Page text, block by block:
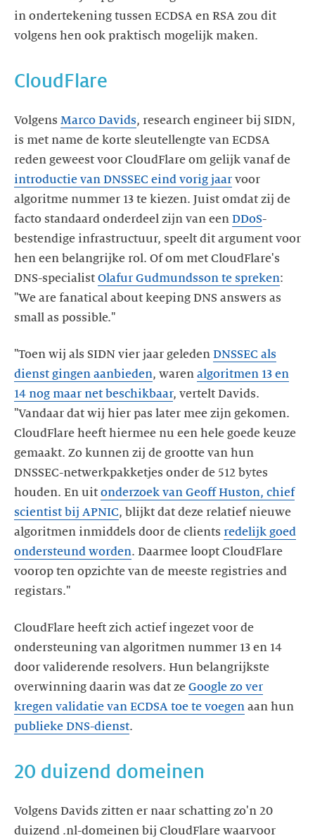
in ondertekening tussen ECDSA en RSA zou dit
volgens hen ook praktisch mogelijk maken.
CloudFlare
Volgens Marco Davids, research engineer bij SIDN,
is met name de korte sleutellengte van ECDSA
reden geweest voor CloudFlare om gelijk vanaf de
introductie van DNSSEC eind vorig jaar voor
algoritme nummer 13 te kiezen. Juist omdat zij de
facto standaard onderdeel zijn van een DDoS-
bestendige infrastructuur, speelt dit argument voor
hen een belangrijke rol. Of om met CloudFlare's
DNS-specialist Olafur Gudmundsson te spreken:
"We are fanatical about keeping DNS answers as
small as possible."
"Toen wij als SIDN vier jaar geleden DNSSEC als
dienst gingen aanbieden, waren algoritmen 13 en
14 nog maar net beschikbaar, vertelt Davids.
"Vandaar dat wij hier pas later mee zijn gekomen.
CloudFlare heeft hiermee nu een hele goede keuze
gemaakt. Zo kunnen zij de grootte van hun
DNSSEC-netwerkpakketjes onder de 512 bytes
houden. En uit onderzoek van Geoff Huston, chief
scientist bij APNIC, blijkt dat deze relatief nieuwe
algoritmen inmiddels door de clients redelijk goed
ondersteund worden. Daarmee loopt CloudFlare
voorop ten opzichte van de meeste registries and
registars."
CloudFlare heeft zich actief ingezet voor de
ondersteuning van algoritmen nummer 13 en 14
door validerende resolvers. Hun belangrijkste
overwinning daarin was dat ze Google zo ver
kregen validatie van ECDSA toe te voegen aan hun
publieke DNS-dienst.
20 duizend domeinen
Volgens Davids zitten er naar schatting zo'n 20
duizend .nl-domeinen bij CloudFlare waarvoor